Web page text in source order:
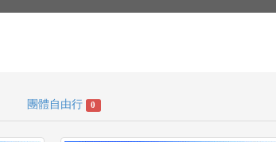
團體自由行 0